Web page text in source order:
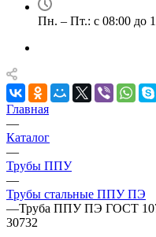
Пн. – Пт.: с 08:00 до
Главная
—
Каталог
—
Трубы ППУ
—
Трубы стальные ППУ ПЭ
—Труба ППУ ПЭ ГОСТ
30732